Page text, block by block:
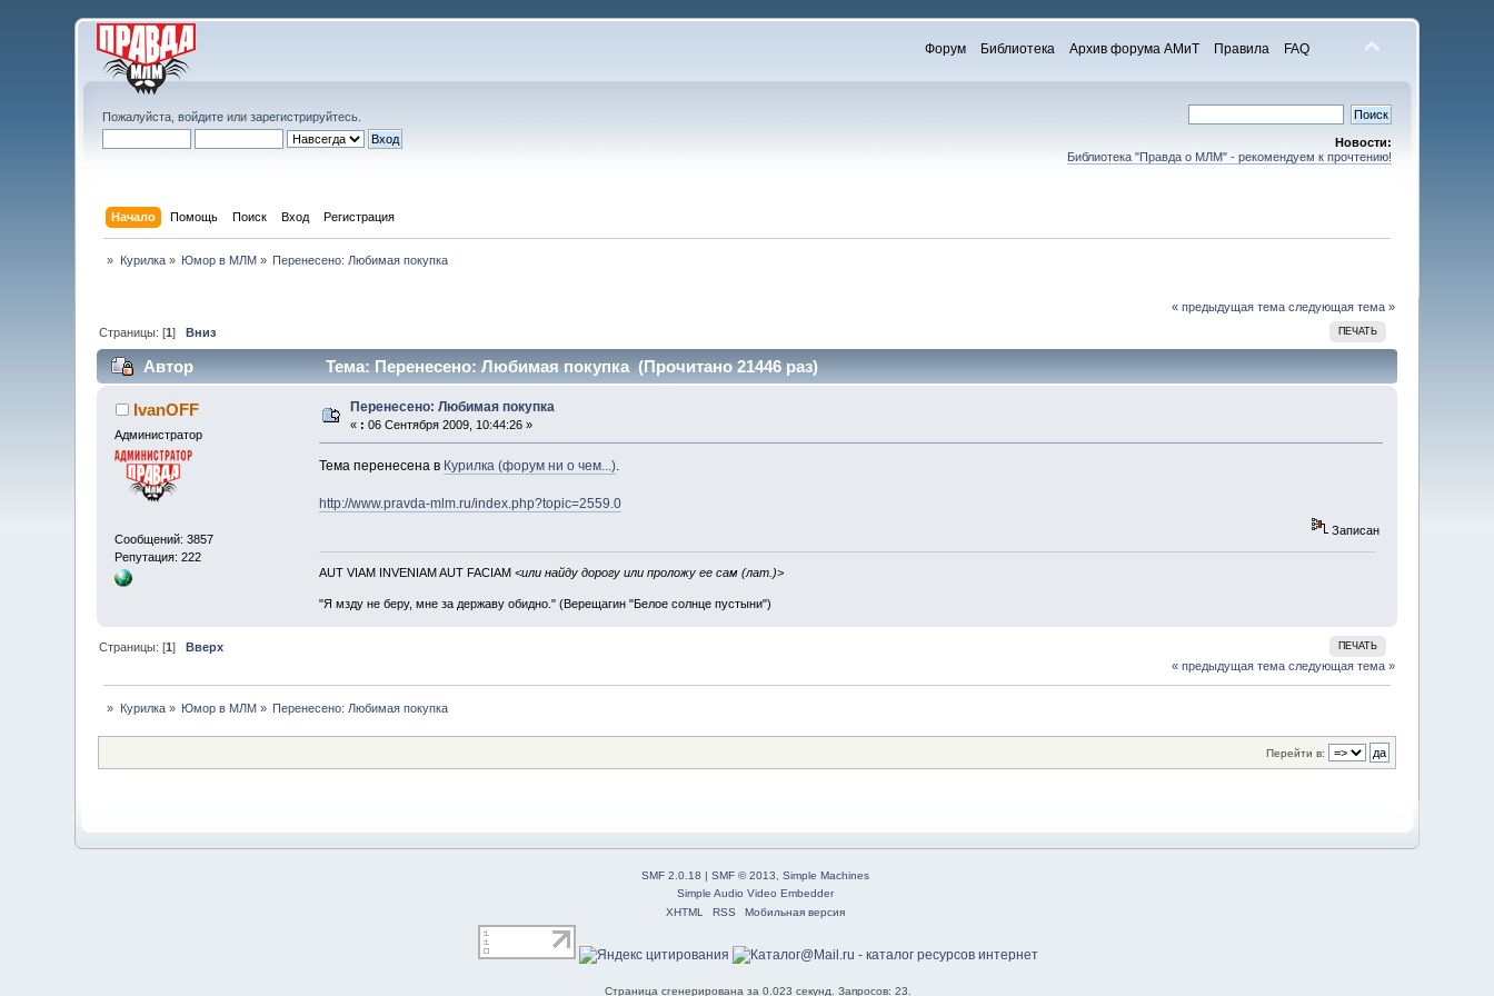
Форум Библиотека Архив форума АМиТ Правила FAQ
Пожалуйста,войдите илизарегистрируйтесь
Новости:
Библиотека "Правда о МЛМ" - рекомендуем к прочтению!
Начало Помощь Поиск Вход Регистрация
» Курилка» Юмор в МЛМ » Перенесено: Любимая покупка
« предыдущая тема следующая тема »
ПЕЧАТЬ
Страницы: [1]Вниз
Автор Тема: Перенесено: Любимая покупка (Прочитано 21446 раз)
IvanOFF
Администратор
Сообщений: 3857
Репутация: 222
Перенесено: Любимая покупка
« : 06 Сентября 2009, 10:44:26 »
Тема перенесена в Курилка (форум ни о чем...).
http://www.pravda-mlm.ru/index.php?topic=2559.0
Записан
AUT VIAM INVENIAM AUT FACIAM <или найду дорогу или проложу ее сам (лат.)>
"Я мзду не беру, мне за державу обидно." (Верещагин "Белое солнце пустыни")
ПЕЧАТЬ
Страницы: [1]Вверх
« предыдущая тема следующая тема »
» Курилка» Юмор в МЛМ » Перенесено: Любимая покупка
Перейти в:
SMF 2.0.18 | SMF © 2013
Simple Machines
Simple Audio Video Embedder
XHTML
RSS Мобильная версия
Страница сгенерирована за 0.023 секунд. Запросов: 23.